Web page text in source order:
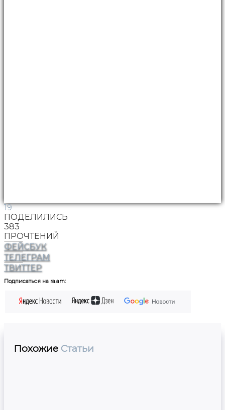
19
ПОДЕЛИЛИСЬ
383
ПРОЧТЕНИЙ
ФЕЙСБУК
ТЕЛЕГРАМ
ТВИТТЕР
Подписаться на ra.am:
Похожие Статьи